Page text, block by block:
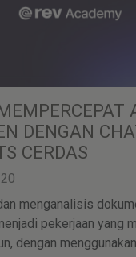
DENGAN
CERDAS
menganalisis
pekerjaan yang
dengan